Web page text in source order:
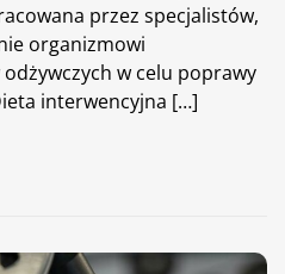
przez specjalistów,
organizmowi
w celu poprawy
interwencyjna […]